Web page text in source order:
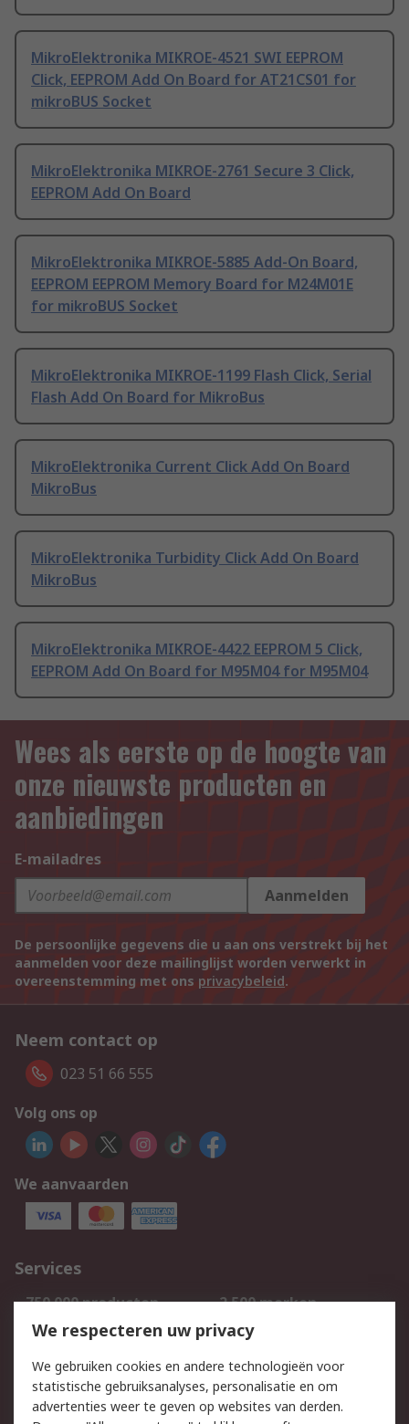
MikroElektronika MIKROE-4521 SWI EEPROM
Click, EEPROM Add On Board for AT21CS01 for
mikroBUS Socket
MikroElektronika MIKROE-2761 Secure 3 Click,
EEPROM Add On Board
MikroElektronika MIKROE-5885 Add-On Board,
EEPROM EEPROM Memory Board for M24M01E
for mikroBUS Socket
MikroElektronika MIKROE-1199 Flash Click, Serial
Flash Add On Board for MikroBus
MikroElektronika Current Click Add On Board
MikroBus
MikroElektronika Turbidity Click Add On Board
MikroBus
MikroElektronika MIKROE-4422 EEPROM 5 Click,
EEPROM Add On Board for M95M04 for M95M04
Wees als eerste op de hoogte van
onze nieuwste producten en
aanbiedingen
E-mailadres
Aanmelden
De persoonlijke gegevens die u aan ons verstrekt bij het
aanmelden voor deze mailinglijst worden verwerkt in
overeenstemming met ons privacybeleid.
Neem contact op
023 51 66 555
Volg ons op
We aanvaarden
Services
750.000 producten
2.500 merken
Bestellen
Inkoopoplossingen
Track & Trace
We respecteren uw privacy
We gebruiken cookies en andere technologieën voor
statistische gebruiksanalyses, personalisatie en om
advertenties weer te geven op websites van derden.